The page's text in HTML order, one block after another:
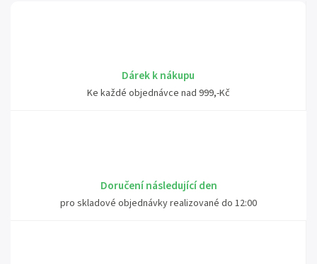
Dárek k nákupu
Ke každé objednávce nad 999,-Kč
Doručení následující den
pro skladové objednávky realizované do 12:00